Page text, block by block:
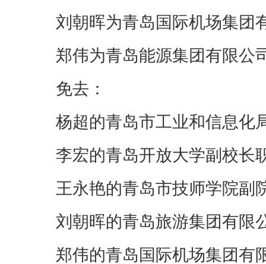
刘朝晖为青岛国际机场集团
郑伟为青岛能源集团有限公
免去：
杨超的青岛市工业和信息化
李宏的青岛开放大学副校长
王永艳的青岛市技师学院副
刘朝晖的青岛旅游集团有限
郑伟的青岛国际机场集团有